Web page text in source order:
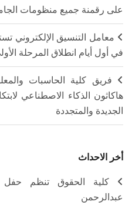
على رقمنة جميع منظومات
في أول أيام انطلاق المرحلة
فريق كلية الحاسبات
هاكاثون الذكاء الاصطناعي
الجديدة والمتجددة
أخر الاحداث
كلية الحقوق تنظم حفل
عبدالرحمن